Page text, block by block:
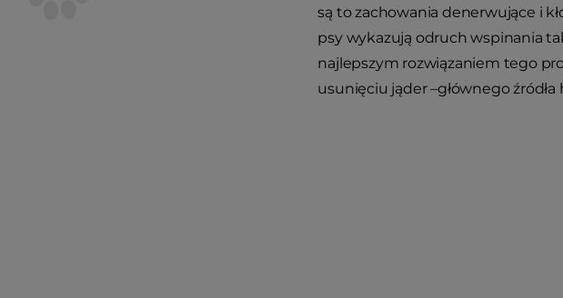
są to zachowania denerwujące i
psy wykazują odruch wspinania
najlepszym rozwiązaniem tego
usunięciu jąder –głównego